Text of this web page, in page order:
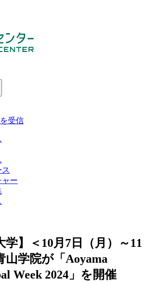
受信
ャー
学】＜10月7日（月）～11
山学院が「Aoyama
Week 2024」を開催